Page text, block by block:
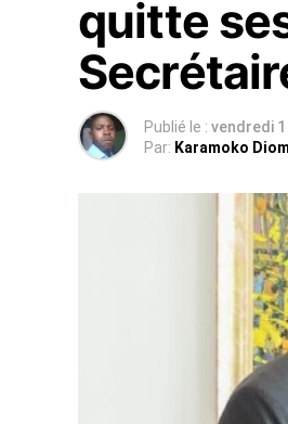
quitte
Publié le : vendredi
Par: Karamoko